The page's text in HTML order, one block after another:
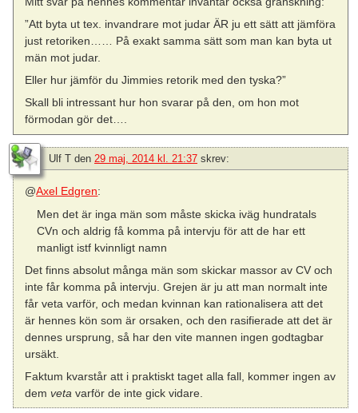
”Att byta ut tex. invandrare mot judar ÄR ju ett sätt att jämföra
just retoriken…… På exakt samma sätt som man kan byta ut
män mot judar.
Eller hur jämför du Jimmies retorik med den tyska?”
Skall bli intressant hur hon svarar på den, om hon mot
förmodan gör det….
Ulf T den 29 maj, 2014 kl. 21:37 skrev:
@Axel Edgren:
Men det är inga män som måste skicka iväg hundratals
CVn och aldrig få komma på intervju för att de har ett
manligt istf kvinnligt namn
Det finns absolut många män som skickar massor av CV och
inte får komma på intervju. Grejen är ju att man normalt inte
får veta varför, och medan kvinnan kan rationalisera att det
är hennes kön som är orsaken, och den rasifierade att det är
dennes ursprung, så har den vite mannen ingen godtagbar
ursäkt.
Faktum kvarstår att i praktiskt taget alla fall, kommer ingen av
demveta varför de inte gick vidare.